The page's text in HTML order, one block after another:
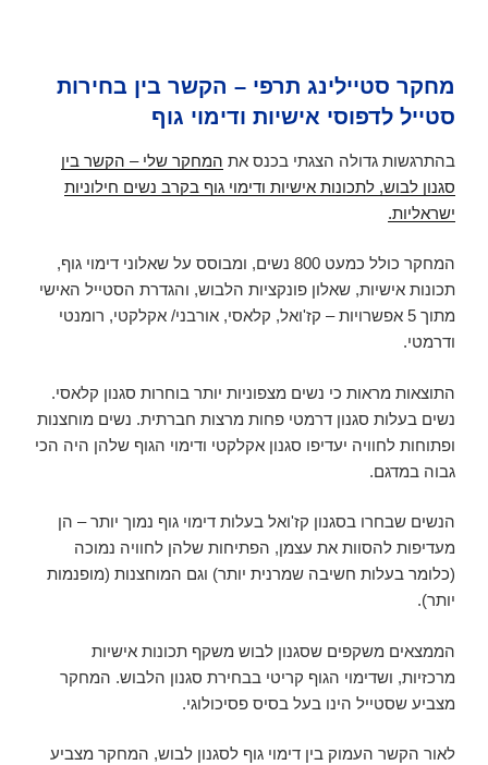
מחקר סטיילינג תרפי – הקשר בין בחירות
סטייל לדפוסי אישיות ודימוי גוף
בהתרגשות גדולה הצגתי בכנס את המחקר שלי – הקשר בין
סגנון לבוש, לתכונות אישיות ודימוי גוף בקרב נשים חילוניות
ישראליות.
המחקר כולל כמעט 800 נשים, ומבוסס על שאלוני דימוי גוף,
תכונות אישיות, שאלון פונקציות הלבוש, והגדרת הסטייל האישי
מתוך 5 אפשרויות – קז'ואל, קלאסי, אורבני/ אקלקטי, רומנטי
ודרמטי.
התוצאות מראות כי נשים מצפוניות יותר בוחרות סגנון קלאסי.
נשים בעלות סגנון דרמטי פחות מרצות חברתית. נשים מוחצנות
ופתוחות לחוויה יעדיפו סגנון אקלקטי ודימוי הגוף שלהן היה הכי
גבוה במדגם.
הנשים שבחרו בסגנון קז'ואל בעלות דימוי גוף נמוך יותר – הן
מעדיפות להסוות את עצמן, הפתיחות שלהן לחוויה נמוכה
(כלומר בעלות חשיבה שמרנית יותר) וגם המוחצנות (מופנמות
יותר).
הממצאים משקפים שסגנון לבוש משקף תכונות אישיות
מרכזיות, ושדימוי הגוף קריטי בבחירת סגנון הלבוש. המחקר
מצביע שסטייל הינו בעל בסיס פסיכולוגי.
לאור הקשר העמוק בין דימוי גוף לסגנון לבוש, המחקר מצביע